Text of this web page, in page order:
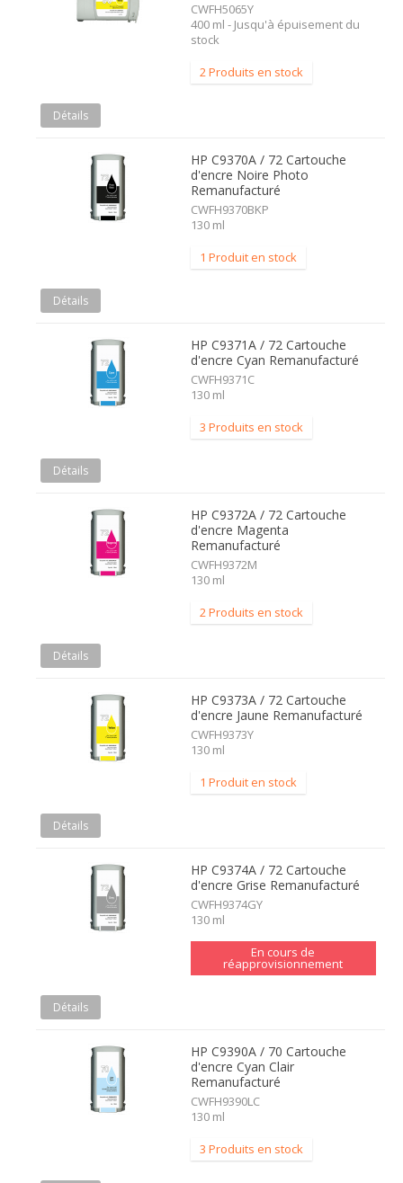
CWFH5065Y
400 ml - Jusqu'à épuisement du
stock
2 Produits en stock
Détails
HP C9370A / 72 Cartouche
d'encre Noire Photo
Remanufacturé
CWFH9370BKP
130 ml
1 Produit en stock
Détails
HP C9371A / 72 Cartouche
d'encre Cyan Remanufacturé
CWFH9371C
130 ml
3 Produits en stock
Détails
HP C9372A / 72 Cartouche
d'encre Magenta
Remanufacturé
CWFH9372M
130 ml
2 Produits en stock
Détails
HP C9373A / 72 Cartouche
d'encre Jaune Remanufacturé
CWFH9373Y
130 ml
1 Produit en stock
Détails
HP C9374A / 72 Cartouche
d'encre Grise Remanufacturé
CWFH9374GY
130 ml
En cours de
réapprovisionnement
Détails
HP C9390A / 70 Cartouche
d'encre Cyan Clair
Remanufacturé
CWFH9390LC
130 ml
3 Produits en stock